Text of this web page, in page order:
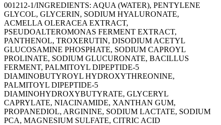
001212-1/INGREDIENTS: AQUA (WATER), PENTYLENE
GLYCOL, GLYCERIN, SODIUM HYALURONATE,
ACMELLA OLERACEA EXTRACT,
PSEUDOALTEROMONAS FERMENT EXTRACT,
PANTHENOL, TROXERUTIN, DISODIUM ACETYL
GLUCOSAMINE PHOSPHATE, SODIUM CAPROYL
PROLINATE, SODIUM GLUCURONATE, BACILLUS
FERMENT, PALMITOYL DIPEPTIDE-5
DIAMINOBUTYROYL HYDROXYTHREONINE,
PALMITOYL DIPEPTIDE-5
DIAMINOHYDROXYBUTYRATE, GLYCERYL
CAPRYLATE, NIACINAMIDE, XANTHAN GUM,
PROPANEDIOL, ARGININE, SODIUM LACTATE, SODIUM
PCA, MAGNESIUM SULFATE, CITRIC ACID